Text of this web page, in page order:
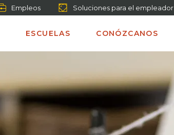
Empleos Soluciones para el empleador
ESCUELAS CONÓZCANOS